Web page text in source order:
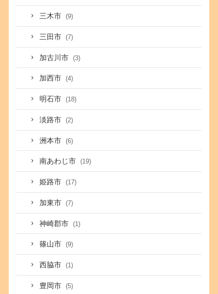
三木市 (9)
三田市 (7)
加古川市 (3)
加西市 (4)
明石市 (18)
淡路市 (2)
洲本市 (6)
南あわじ市 (19)
姫路市 (17)
加東市 (7)
神崎郡市 (1)
篠山市 (9)
西脇市 (1)
豊岡市 (5)